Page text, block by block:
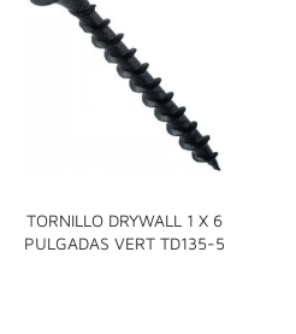
TORNILLO DRYWALL 1 X 6
PULGADAS VERT TD135-5
